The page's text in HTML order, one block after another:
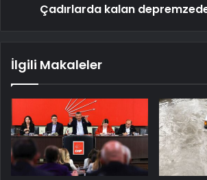
Çadırlarda kalan
İlgili Makaleler